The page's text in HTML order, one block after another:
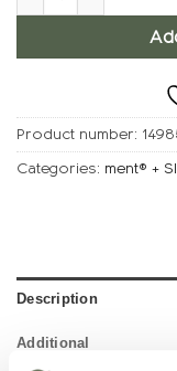
Product number:
Categories: ment® +
Description
Additional